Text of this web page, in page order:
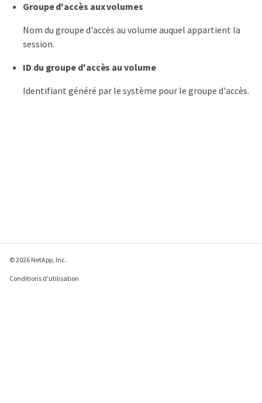
Groupe d'accès aux volumes
Nom du groupe d'accès au volume auquel appartient la
session.
ID du groupe d'accès au volume
Identifiant généré par le système pour le groupe d'accès.
© 2026 NetApp, Inc.
Conditions d'utilisation